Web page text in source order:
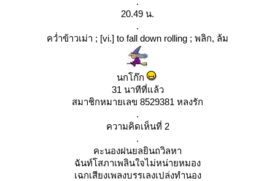
20.49 น.
.
คว่ำข้าวเม่า ; [vi.] to fall down rolling ; พลิก, ล้ม
นกโก๊ก
31 นาทีที่แล้ว
สมาชิกหมายเลข 8529381 หลงรัก
.
ความคิดเห็นที่ 2
.
คะนองฝนยลยินถวิลหา
ฉันท์โสภาเพลินใจไม่หน่ายหมอง
เฉกเสียงเพลงบรรเลงเปล่งทำนอง